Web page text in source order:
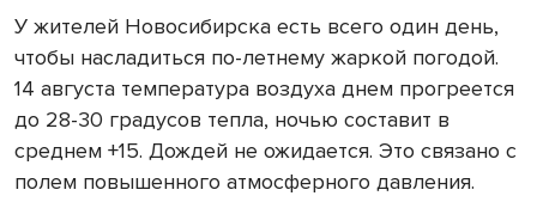
У жителей Новосибирска есть всего один день,
чтобы насладиться по-летнему жаркой погодой.
14 августа температура воздуха днем прогреется
до 28-30 градусов тепла, ночью составит в
среднем +15. Дождей не ожидается. Это связано с
полем повышенного атмосферного давления.